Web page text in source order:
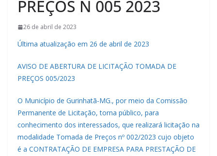
PREÇOS N 005 2023
26 de abril de 2023
Última atualização em 26 de abril de 2023
AVISO DE ABERTURA DE LICITAÇÃO TOMADA DE
PREÇOS 005/2023
O Município de Gurinhatã-MG., por meio da Comissão
Permanente de Licitação, torna público, para
conhecimento dos interessados, que realizará licitação na
modalidade Tomada de Preços nº 002/2023 cujo objeto
é a CONTRATAÇÃO DE EMPRESA PARA PRESTAÇÃO DE